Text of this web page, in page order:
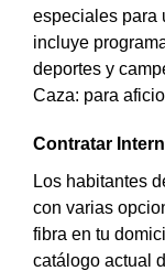
especiales para
incluye
deportes y
Caza: para
Contratar
Los habitantes
con varias
fibra en tu
catálogo actual